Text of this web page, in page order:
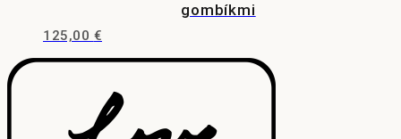
gombíkmi
125,00 €
produkt
variantov.
Možnosti